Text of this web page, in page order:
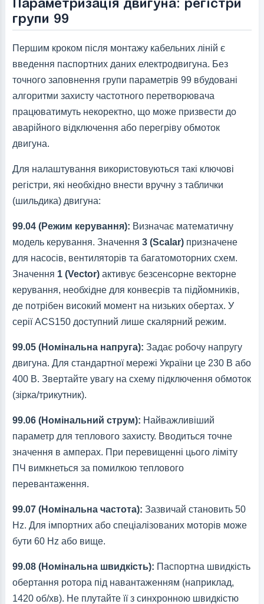
групи 99
Першим кроком після монтажу кабельних ліній є
введення паспортних даних електродвигуна. Без
точного заповнення групи параметрів 99 вбудовані
алгоритми захисту частотного перетворювача
працюватимуть некоректно, що може призвести до
аварійного відключення або перегріву обмоток
двигуна.
Для налаштування використовуються такі ключові
регістри, які необхідно внести вручну з таблички
(шильдика) двигуна:
99.04 (Режим керування): Визначає математичну
модель керування. Значення 3 (Scalar)призначене
для насосів, вентиляторів та багатомоторних схем.
Значення 1 (Vector)активує безсенсорне векторне
керування, необхідне для конвеєрів та підйомників,
де потрібен високий момент на низьких обертах. У
серії ACS150 доступний лише скалярний режим.
99.05 (Номінальна напруга): Задає робочу напругу
двигуна. Для стандартної мережі України це 230 В або
400 В. Звертайте увагу на схему підключення обмоток
(зірка/трикутник).
99.06 (Номінальний струм): Найважливіший
параметр для теплового захисту. Вводиться точне
значення в амперах. При перевищенні цього ліміту
ПЧ вимкнеться за помилкою теплового
перевантаження.
99.07 (Номінальна частота): Зазвичай становить 50
Hz. Для імпортних або спеціалізованих моторів може
бути 60 Hz або вище.
99.08 (Номінальна швидкість): Паспортна швидкість
обертання ротора під навантаженням (наприклад,
1420 об/хв). Не плутайте її з синхронною швидкістю